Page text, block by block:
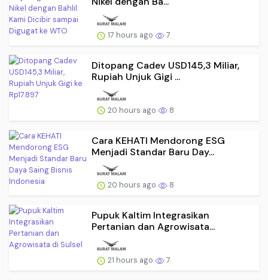
17 hours ago 7
Ditopang Cadev USD145,3 Miliar,
Rupiah Unjuk Gigi ...
20 hours ago 8
Cara KEHATI Mendorong ESG
Menjadi Standar Baru Day...
20 hours ago 8
Pupuk Kaltim Integrasikan
Pertanian dan Agrowisata...
21 hours ago 7